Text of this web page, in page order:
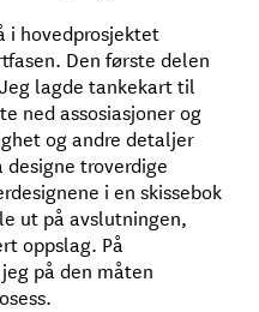
i hovedprosjektet
Den første delen
lagde tankekart til
ned assosiasjoner og
og andre detaljer
troverdige
i en skissebok
ut på avslutningen,
oppslag. På
på den måten